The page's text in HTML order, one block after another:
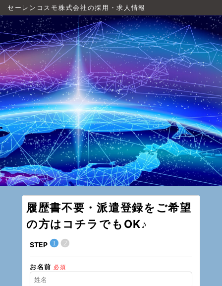
セーレンコスモ株式会社の採用・求人情報
履歴書不要・派遣登録をご希望
の方はコチラでもOK♪
STEP ❶❷
お名前 必須